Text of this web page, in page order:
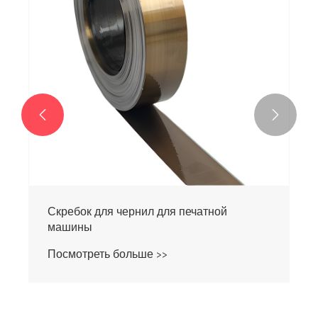
Скребок для чернил для печатной
машины
Посмотреть больше >>
 